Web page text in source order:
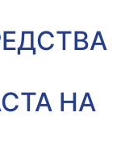
НА